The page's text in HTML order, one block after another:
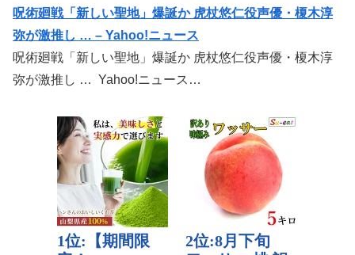
呪術廻戦「新しい聖地」爆誕か 虎杖悠仁役声優・榎木淳
弥が激推し … – Yahoo!ニュース
呪術廻戦「新しい聖地」爆誕か 虎杖悠仁役声優・榎木淳
弥が激推し … Yahoo!ニュース…